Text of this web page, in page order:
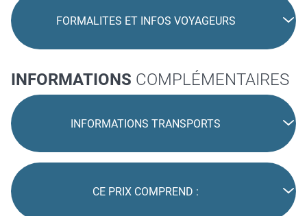
FORMALITES ET INFOS VOYAGEURS
INFORMATIONS COMPLÉMENTAIRES
INFORMATIONS TRANSPORTS
CE PRIX COMPREND :